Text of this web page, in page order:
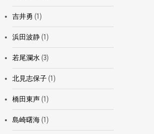
吉井勇 (1)
浜田波静(1)
若尾瀾水 (3)
北見志保子(1)
橋田東声(1)
島崎曙海(1)